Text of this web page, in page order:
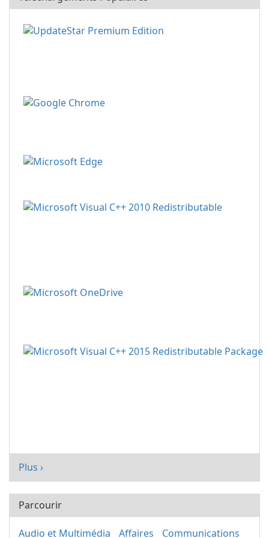
Plus ›
Parcourir
Audio et Multimédia Affaires Communications